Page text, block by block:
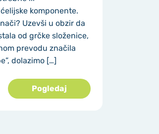
komponente.
Uzevši u obzir da
od grčke složenice,
prevodu značila
dolazimo […]
Pogledaj